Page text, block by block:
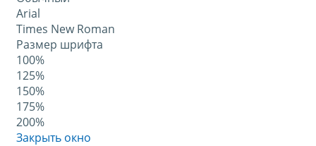
Arial
Times New Roman
Размер шрифта
100%
125%
150%
175%
200%
Закрыть окно